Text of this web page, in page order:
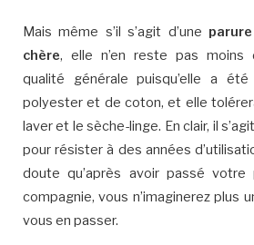
Mais même s’il s’agit d’une
chère, elle n’en reste pas moins
qualité générale puisqu’elle a
polyester et de coton, et elle
laver et le sèche-linge. En clair, il
pour résister à des années
doute qu’après avoir passé
compagnie, vous n’imaginerez plus
vous en passer.